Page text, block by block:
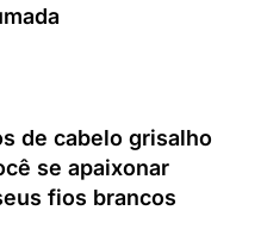
de cabelo grisalho
se apaixonar
fios brancos